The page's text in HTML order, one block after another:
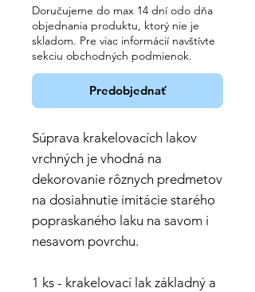
Doručujeme do max 14 dní odo dňa
objednania produktu, ktorý nie je
skladom. Pre viac informácií navštívte
sekciu obchodných podmienok.
Predobjednať
Súprava krakelovacích lakov
vrchných je vhodná na
dekorovanie rôznych predmetov
na dosiahnutie imitácie starého
popraskaného laku na savom i
nesavom povrchu.
1 ks - krakelovací lak základný a